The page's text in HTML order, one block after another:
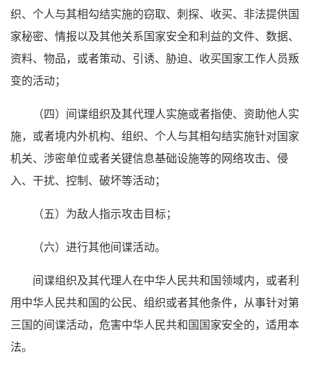
织、个人与其相勾结实施的窃取、刺探、收买、非法提供国
家秘密、情报以及其他关系国家安全和利益的文件、数据、
资料、物品，或者策动、引诱、胁迫、收买国家工作人员叛
变的活动；
（四）间谍组织及其代理人实施或者指使、资助他人实
施，或者境内外机构、组织、个人与其相勾结实施针对国家
机关、涉密单位或者关键信息基础设施等的网络攻击、侵
入、干扰、控制、破坏等活动；
（五）为敌人指示攻击目标；
（六）进行其他间谍活动。
间谍组织及其代理人在中华人民共和国领域内，或者利
用中华人民共和国的公民、组织或者其他条件，从事针对第
三国的间谍活动，危害中华人民共和国国家安全的，适用本
法。